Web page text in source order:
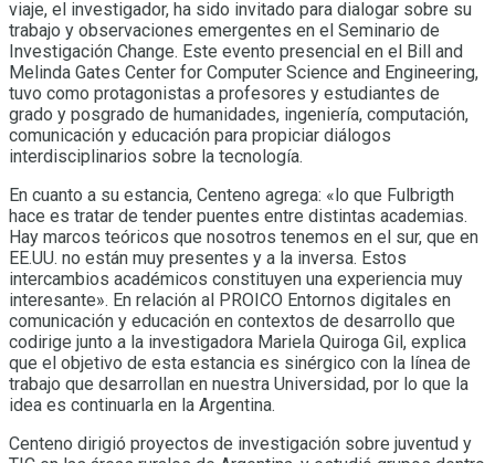
viaje, el investigador, ha sido invitado para dialogar sobre su
trabajo y observaciones emergentes en el Seminario de
Investigación Change. Este evento presencial en el Bill and
Melinda Gates Center for Computer Science and Engineering,
tuvo como protagonistas a profesores y estudiantes de
grado y posgrado de humanidades, ingeniería, computación,
comunicación y educación para propiciar diálogos
interdisciplinarios sobre la tecnología.
En cuanto a su estancia, Centeno agrega: «lo que Fulbrigth
hace es tratar de tender puentes entre distintas academias.
Hay marcos teóricos que nosotros tenemos en el sur, que en
EE.UU. no están muy presentes y a la inversa. Estos
intercambios académicos constituyen una experiencia muy
interesante». En relación al PROICO Entornos digitales en
comunicación y educación en contextos de desarrollo que
codirige junto a la investigadora Mariela Quiroga Gil, explica
que el objetivo de esta estancia es sinérgico con la línea de
trabajo que desarrollan en nuestra Universidad, por lo que la
idea es continuarla en la Argentina.
Centeno dirigió proyectos de investigación sobre juventud y